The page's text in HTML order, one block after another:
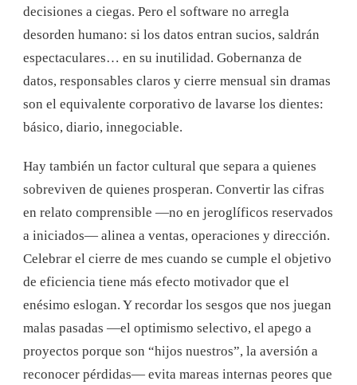
decisiones a ciegas. Pero el software no arregla
desorden humano: si los datos entran sucios, saldrán
espectaculares… en su inutilidad. Gobernanza de
datos, responsables claros y cierre mensual sin dramas
son el equivalente corporativo de lavarse los dientes:
básico, diario, innegociable.
Hay también un factor cultural que separa a quienes
sobreviven de quienes prosperan. Convertir las cifras
en relato comprensible —no en jeroglíficos reservados
a iniciados— alinea a ventas, operaciones y dirección.
Celebrar el cierre de mes cuando se cumple el objetivo
de eficiencia tiene más efecto motivador que el
enésimo eslogan. Y recordar los sesgos que nos juegan
malas pasadas —el optimismo selectivo, el apego a
proyectos porque son “hijos nuestros”, la aversión a
reconocer pérdidas— evita mareas internas peores que